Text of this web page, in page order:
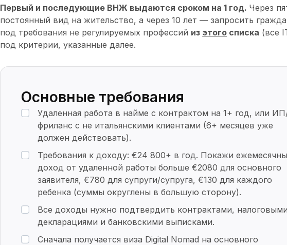
Первый и последующие ВНЖ выдаются сроком на 1 год. Через
постоянный вид на жительство, а через 10 лет — запросить
под требования не регулируемых профессий из этого списка (все
под критерии, указанные далее.
Основные требования
Удаленная работа в найме с контрактом на 1+ год, или
фриланс с не итальянскими клиентами (6+ месяцев уже
должен действовать).
Требования к доходу: €24 800+ в год. Покажи
доход от удаленной работы больше €2080 для основного
заявителя, €780 для супруги/супруга, €130 для каждого
ребенка (суммы округлены в большую сторону).
Все доходы нужно подтвердить контрактами,
декларациями и банковскими выписками.
Сначала получается виза Digital Nomad на основного